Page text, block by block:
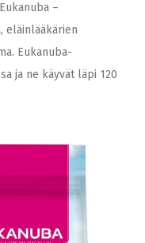
–
eläinlääkärien
Eukanuba-
ja ne käyvät läpi 120